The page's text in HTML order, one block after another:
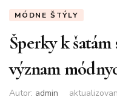
MÓDNE ŠTÝLY
Šperky k
význam
Autor: admin